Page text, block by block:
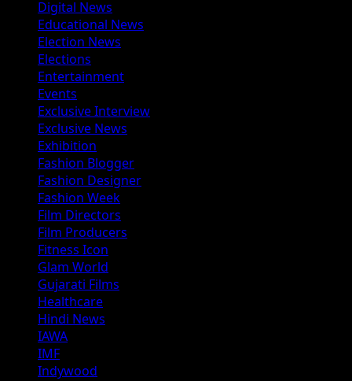
Digital News
Educational News
Election News
Elections
Entertainment
Events
Exclusive Interview
Exclusive News
Exhibition
Fashion Blogger
Fashion Designer
Fashion Week
Film Directors
Film Producers
Fitness Icon
Glam World
Gujarati Films
Healthcare
Hindi News
IAWA
IMF
Indywood